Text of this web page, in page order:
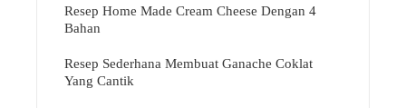
Resep Home Made Cream Cheese Dengan 4
Bahan
Resep Sederhana Membuat Ganache Coklat
Yang Cantik